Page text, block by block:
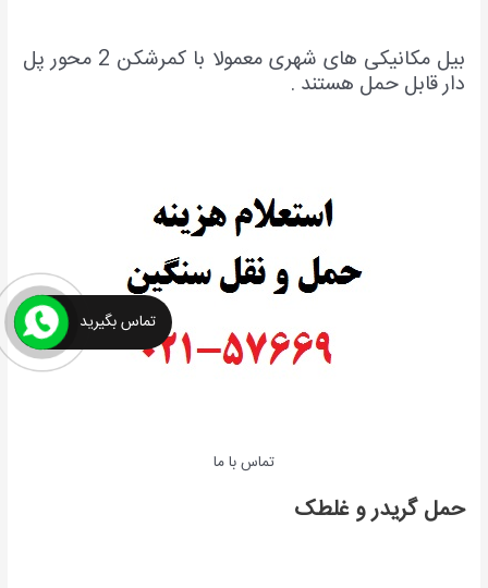
بیل مکانیکی های شهری معمولا با کمرشکن 2 محور پل
دار قابل حمل هستند .
تماس با ما
حمل گریدر و غلطک
تماس بگیرید